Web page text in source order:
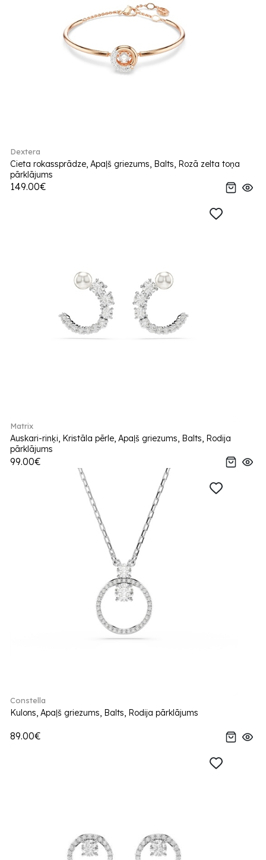
Dextera
Cieta rokassprādze, Apaļš griezums, Balts, Rozā zelta toņa
pārklājums
149.00€
Matrix
Auskari-rinķi, Kristāla pērle, Apaļš griezums, Balts, Rodija
pārklājums
99.00€
Constella
Kulons, Apaļš griezums, Balts, Rodija pārklājums
89.00€